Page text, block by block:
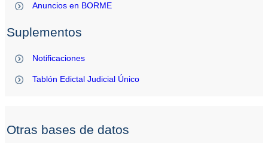
Anuncios en BORME
Suplementos
Notificaciones
Tablón Edictal Judicial Único
Otras bases de datos